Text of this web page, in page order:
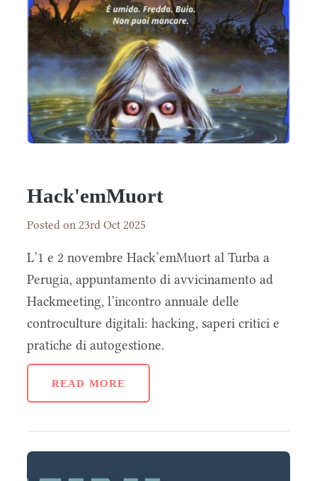
Hack'emMuort
Posted on 23rd Oct 2025
L’1 e 2 novembre Hack’emMuort al Turba a
Perugia, appuntamento di avvicinamento ad
Hackmeeting, l’incontro annuale delle
controculture digitali: hacking, saperi critici e
pratiche di autogestione.
READ MORE